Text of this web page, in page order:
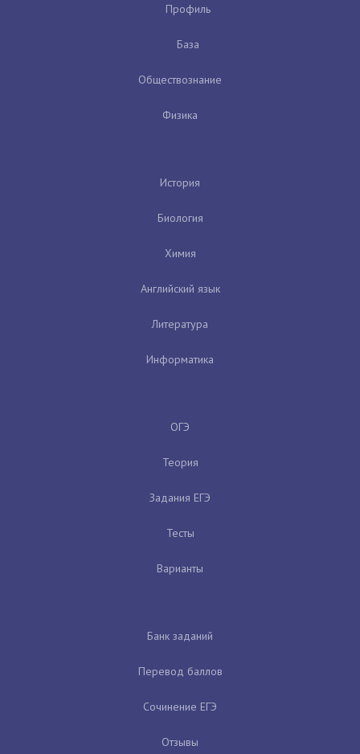
Профиль
База
Обществознание
Физика
История
Биология
Химия
Английский язык
Литература
Информатика
ОГЭ
Теория
Задания ЕГЭ
Тесты
Варианты
Банк заданий
Перевод баллов
Сочинение ЕГЭ
Отзывы